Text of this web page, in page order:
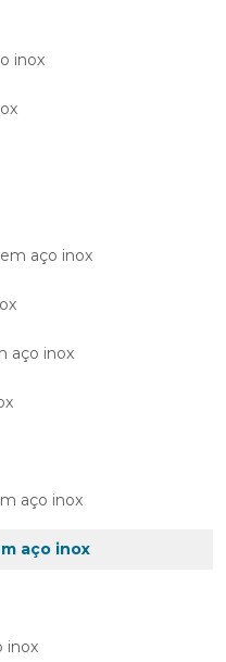
inox
aço inox
aço inox
aço inox
aço inox
inox